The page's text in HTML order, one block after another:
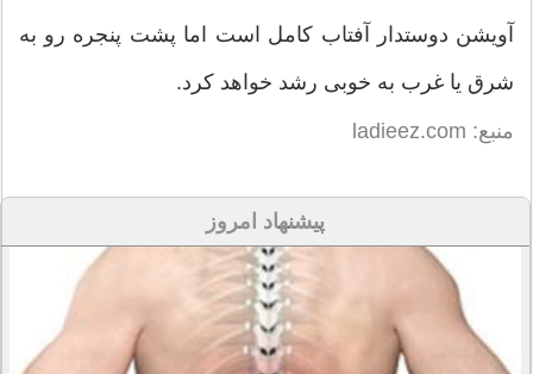
آویشن دوستدار آفتاب کامل است اما پشت پنجره رو به
شرق یا غرب به خوبی رشد خواهد کرد.
منبع: ladieez.com
پیشنهاد امروز